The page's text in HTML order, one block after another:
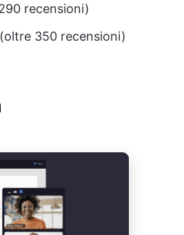
recensioni)
350 recensioni)